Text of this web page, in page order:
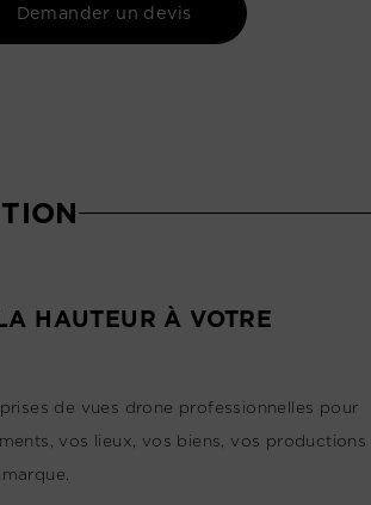
Demander un devis
HAUTEUR À VOTRE
de vues drone professionnelles pour
vos lieux, vos biens, vos productions